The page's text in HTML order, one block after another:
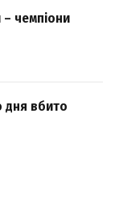
– чемпіони
дня вбито